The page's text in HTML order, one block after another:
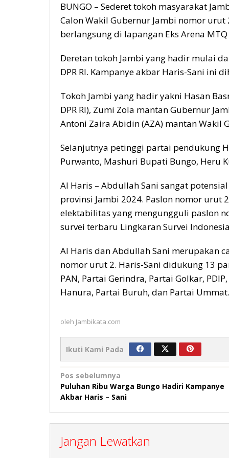
BUNGO – Sederet tokoh masyarakat
Calon Wakil Gubernur Jambi nomor
berlangsung di lapangan Eks Arena
Deretan tokoh Jambi yang hadir mulai
DPR RI. Kampanye akbar Haris-Sani ini
Tokoh Jambi yang hadir yakni Hasan
DPR RI), Zumi Zola mantan Gubernur
Antoni Zaira Abidin (AZA) mantan Wakil
Selanjutnya petinggi partai pendukung
Purwanto, Mashuri Bupati Bungo, Heru
Al Haris – Abdullah Sani sangat
provinsi Jambi 2024. Paslon nomor
elektabilitas yang mengungguli paslon
survei terbaru Lingkaran Survei Indonesia
Al Haris dan Abdullah Sani merupakan
nomor urut 2. Haris-Sani didukung 13
PAN, Partai Gerindra, Partai Golkar,
Hanura, Partai Buruh, dan Partai
oleh Jambikata.com
Ikuti Kami Pada
Navigasi
pos
Pos sebelumnya
Puluhan Ribu Warga Bungo Hadiri Kampanye
Akbar Haris – Sani
Jangan Lewatkan